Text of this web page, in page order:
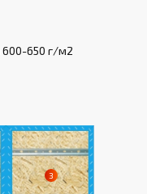
600-650 г/м2